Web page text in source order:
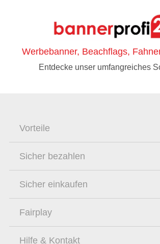
Werbebanner, Beachflags,
Entdecke unser umfangreiches
Vorteile
Sicher bezahlen
Sicher einkaufen
Fairplay
Hilfe & Kontakt